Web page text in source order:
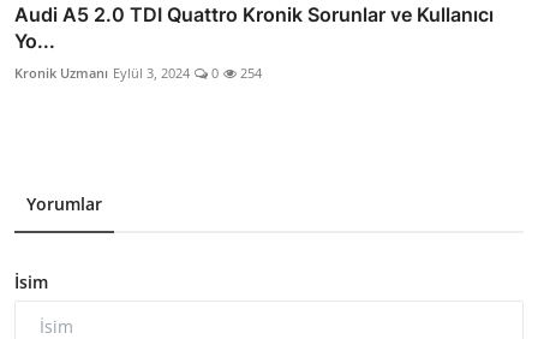
Audi A5 2.0 TDI Quattro Kronik Sorunlar ve Kullanıcı
Yo...
Kronik Uzmanı Eylül 3, 2024 0 254
Yorumlar
İsim